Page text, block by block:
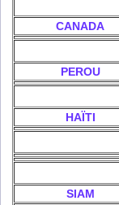
CANADA
PEROU
HAÏTI
SIAM